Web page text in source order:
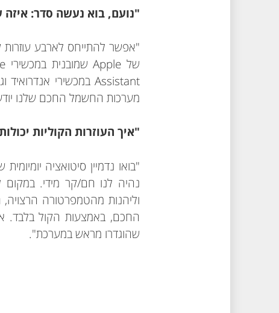
"נועם, בוא נעשה סדר: איזה
מערכות החשמל החכם שלנו
"איך העוזרות הקוליות
"בואו נדמיין סיטואציה
וליהנות מהטמפרטורה
החכם, באמצעות הקול בלבד.
שהוגדרו מראש במערכת".